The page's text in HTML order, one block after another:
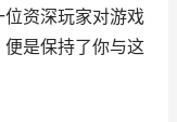
资深玩家对游戏
是保持了你与这